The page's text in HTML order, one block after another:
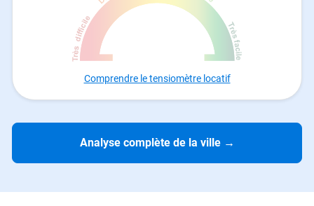
Comprendre le tensiomètre locatif
Analyse complète de la ville →